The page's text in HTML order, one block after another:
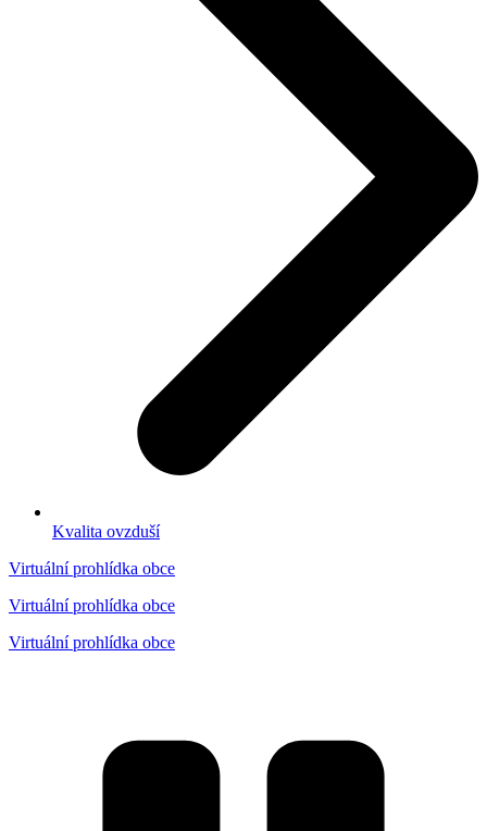
Kvalita ovzduší
Virtuální prohlídka obce
Virtuální prohlídka obce
Virtuální prohlídka obce